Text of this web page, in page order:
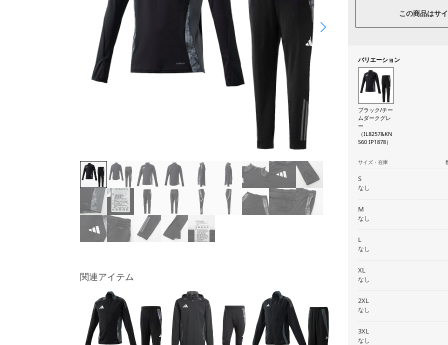
関連アイテム
この商品はサ
バリエーション
ブラック/チー
ムダークグレ
ー
（IL8257&KN
S60 IP1878）
サイズ・在庫
S
なし
M
なし
L
なし
XL
なし
2XL
なし
3XL
なし